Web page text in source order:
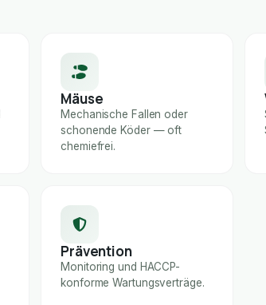
Mäuse
Mechanische Fallen oder
schonende Köder — oft
chemiefrei.
Prävention
Monitoring und HACCP-
konforme Wartungsverträge.